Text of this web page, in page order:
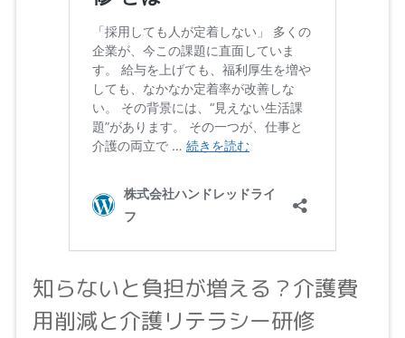
知らないと負担が増える？介護費
用削減と介護リテラシー研修